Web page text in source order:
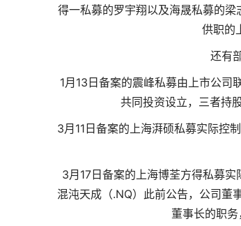
得一私募的罗宇翔以及海晟私募的
供职的
还有
1月13日备案的震峰私募由上市公司
共同投资设立，三者持
3月11日备案的上海湃硕私募实际控
3月17日备案的上海博荃方得私募
混沌天成（.NQ）此前公告，公司董
董事长的职